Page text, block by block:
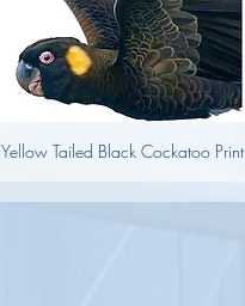
Yellow Tailed Black Cockatoo Print